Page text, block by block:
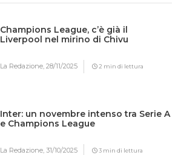
Champions League, c’è già il
Liverpool nel mirino di Chivu
La Redazione,28/11/2025 2 min di lettura
Inter: un novembre intenso tra Serie A
e Champions League
La Redazione,31/10/2025 3 min di lettura